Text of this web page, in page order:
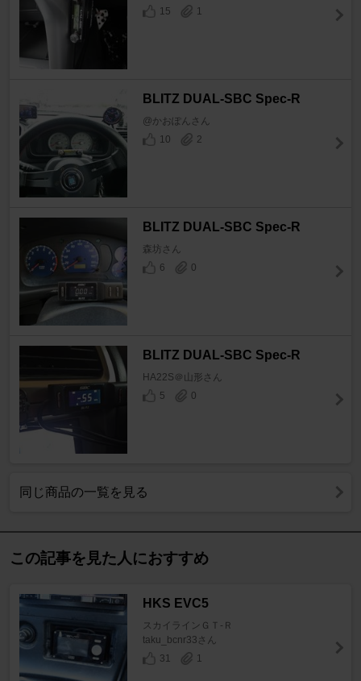
15
1
BLITZ DUAL-SBC Spec-R
@かおぽんさん
10
2
BLITZ DUAL-SBC Spec-R
森坊さん
6
0
BLITZ DUAL-SBC Spec-R
HA22S＠山形さん
5
0
同じ商品の一覧を見る
この記事を見た人におすすめ
HKS EVC5
スカイラインＧＴ‐Ｒ
taku_bcnr33さん
31
1